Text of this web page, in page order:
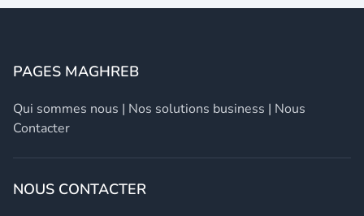
PAGES MAGHREB
Qui sommes nous | Nos solutions business | Nous
Contacter
NOUS CONTACTER